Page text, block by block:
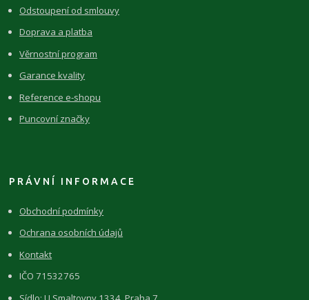
Odstoupení od smlouvy
Doprava a platba
Věrnostní program
Garance kvality
Reference e-shopu
Puncovní značky
PRÁVNÍ INFORMACE
Obchodní podmínky
Ochrana osobních údajů
Kontakt
IČO 71532765